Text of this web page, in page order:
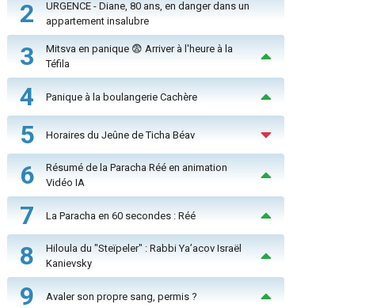
2
URGENCE - Diane, 80 ans, en danger dans un
appartement insalubre
3
Mitsva en panique 😨 Arriver à l'heure à la
Téfila
4 Panique à la boulangerie Cachère
5 Horaires du Jeûne de Ticha Béav
6
Résumé de la Paracha Réé en animation
Vidéo IA
7 La Paracha en 60 secondes : Réé
8
Hiloula du "Steïpeler" : Rabbi Ya’acov Israël
Kanievsky
9 Avaler son propre sang, permis ?